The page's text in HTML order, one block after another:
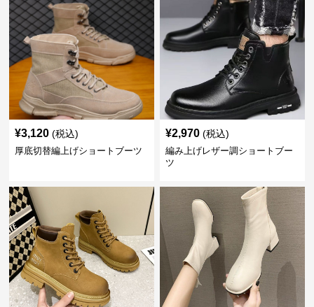
¥3,120 (税込)
厚底切替編上げショートブーツ
¥2,970 (税込)
編み上げレザー調ショートブー
ツ